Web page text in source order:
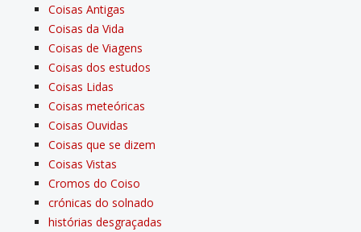
Coisas Antigas
Coisas da Vida
Coisas de Viagens
Coisas dos estudos
Coisas Lidas
Coisas meteóricas
Coisas Ouvidas
Coisas que se dizem
Coisas Vistas
Cromos do Coiso
crónicas do solnado
histórias desgraçadas